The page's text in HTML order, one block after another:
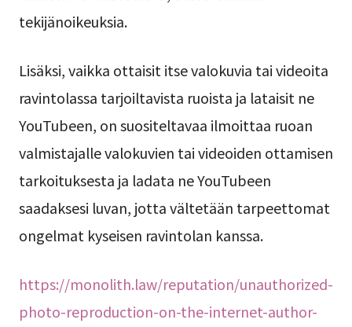
tekijänoikeuksia.
Lisäksi, vaikka ottaisit itse valokuvia tai videoita
ravintolassa tarjoiltavista ruoista ja lataisit ne
YouTubeen, on suositeltavaa ilmoittaa ruoan
valmistajalle valokuvien tai videoiden ottamisen
tarkoituksesta ja ladata ne YouTubeen
saadaksesi luvan, jotta vältetään tarpeettomat
ongelmat kyseisen ravintolan kanssa.
https://monolith.law/reputation/unauthorized-
photo-reproduction-on-the-internet-author-